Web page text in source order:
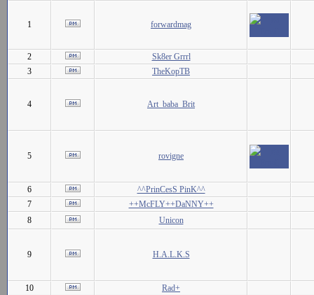
1 forwardmag
2
Sk8er Grrrl
3
TheKopTB
4 Art_baba_Brit
5 rovigne
6
^^PrinCesS PinK^^
7
++McFLY++DaNNY++
8
Unicon
9 H.A.L.K.S
10
Rad+